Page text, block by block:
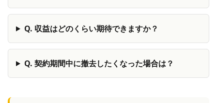
Q. 収益はどのくらい期待できますか？
Q. 契約期間中に撤去したくなった場合は？